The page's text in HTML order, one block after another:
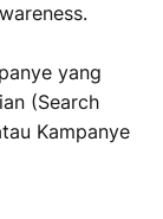
yang
(Search
Kampanye